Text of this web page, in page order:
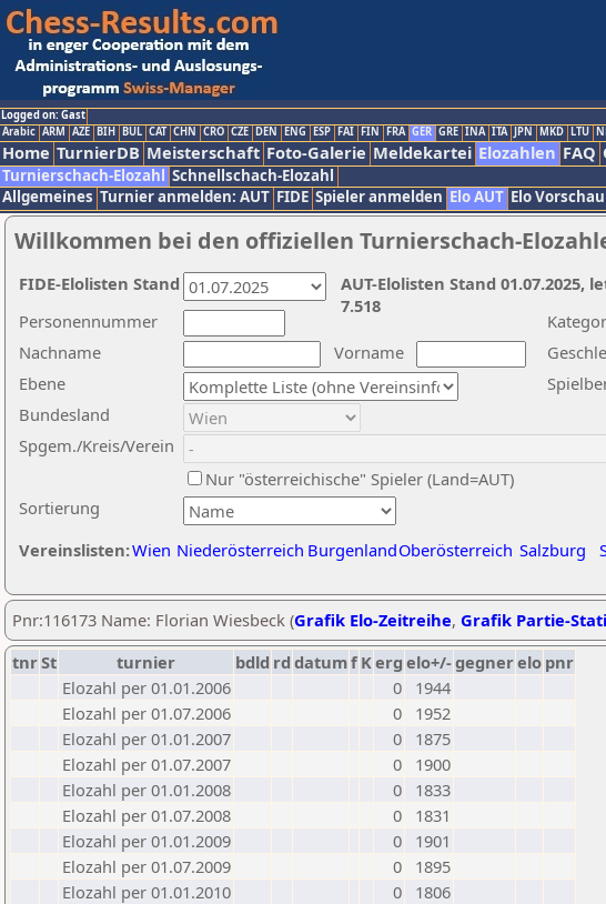
Logged on: Gast
Arabic ARM AZE BIH BUL CAT CHN CRO CZE DEN ENG ESP FAI FIN FRA GER GRE INA ITA JPN MKD LTU
Home TurnierDB Meisterschaft Foto-Galerie Meldekartei Elozahlen FAQ
Turnierschach-Elozahl Schnellschach-Elozahl
Allgemeines Turnier anmelden: AUT FIDE Spieler anmelden Elo AUT Elo Vorschau
Willkommen bei den offiziellen Turnierschach-
Nachname
Vorname
Ebene
Sortierung
Personennummer
Bundesland
Spgem./Kreis/Verein
Nur "österreichische" Spieler (Land=AUT)
Vereinslisten:Wien Niederösterreich BurgenlandOberösterreich Salzburg
AUT-Elolisten Stand 01.07.2025,
7.518
FIDE-Elolisten Stand
Pnr:116173 Name: Florian Wiesbeck (Grafik Elo-Zeitreihe, Grafik Partie-
tnrSt turnier bdld rd datumf Kerg elo+/-gegnerelo pnr
Elozahl per 01.01.2006
0
1944
Elozahl per 01.07.2006
0
1952
Elozahl per 01.01.2007
0
1875
Elozahl per 01.07.2007
0
1900
Elozahl per 01.01.2008
0
1833
Elozahl per 01.07.2008
0
1831
Elozahl per 01.01.2009
0
1901
Elozahl per 01.07.2009
0
1895
Elozahl per 01.01.2010
0
1806